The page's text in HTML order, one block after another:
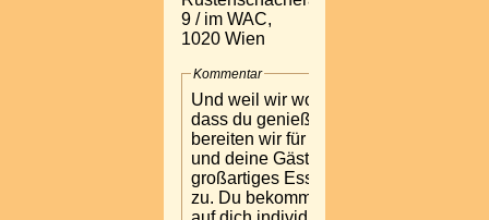
9 / im WAC,
1020 Wien
Kommentar
Und weil wir wollen,
dass du genießt,
bereiten wir für dich
und deine Gäste
großartiges Essen
zu. Du bekommst ein